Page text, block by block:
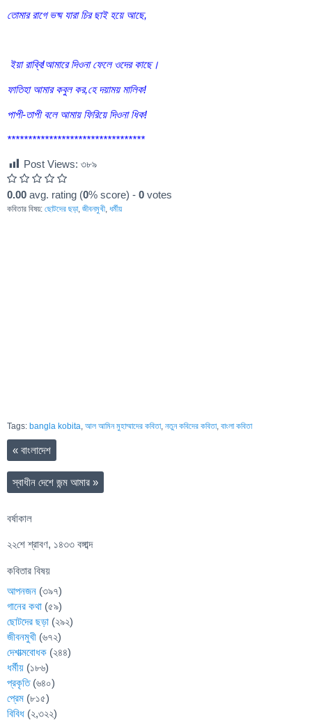
তোমার রাগে ভষ্ম যারা চির ছাই হয়ে আছে,
ইয়া রাব্বি!আমারে দিওনা ফেলে ওদের কাছে।
ফাতিহা আমার কবুল কর,হে দয়াময় মালিক!
পাপী-তাপী বলে আমায় ফিরিয়ে দিওনা ধিক!
*********************************
Post Views: ৩৮৯
0.00 avg. rating (0% score) - 0 votes
কবিতার বিষয়: ছোটদের ছড়া, জীবনমুখী, ধর্মীয়
Tags: bangla kobita, আল আমিন মুহাম্মাদের কবিতা, নতুন কবিদের কবিতা, বাংলা কবিতা
« বাংলাদেশ
স্বাধীন দেশে জন্ম আমার »
বর্ষাকাল
২২শে শ্রাবণ, ১৪৩৩ বঙ্গাব্দ
কবিতার বিষয়
আপনজন (৩৯৭)
গানের কথা (৫৯)
ছোটদের ছড়া (২৯২)
জীবনমুখী (৬৭২)
দেশাত্মবোধক (২৪৪)
ধর্মীয় (১৮৬)
প্রকৃতি(৬৪০)
প্রেম (৮১৫)
বিবিধ (২,৩২২)